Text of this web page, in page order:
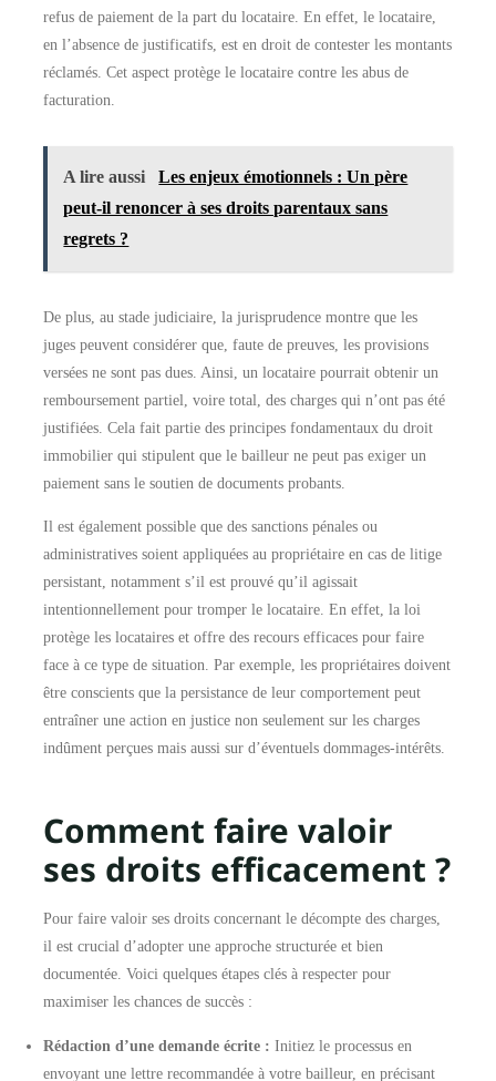
refus de paiement de la part du locataire. En effet, le locataire,
en l’absence de justificatifs, est en droit de contester les montants
réclamés. Cet aspect protège le locataire contre les abus de
facturation.
A lire aussi
Les enjeux émotionnels : Un père
peut-il renoncer à ses droits parentaux sans
regrets ?
De plus, au stade judiciaire, la jurisprudence montre que les
juges peuvent considérer que, faute de preuves, les provisions
versées ne sont pas dues. Ainsi, un locataire pourrait obtenir un
remboursement partiel, voire total, des charges qui n’ont pas été
justifiées. Cela fait partie des principes fondamentaux du droit
immobilier qui stipulent que le bailleur ne peut pas exiger un
paiement sans le soutien de documents probants.
Il est également possible que des sanctions pénales ou
administratives soient appliquées au propriétaire en cas de litige
persistant, notamment s’il est prouvé qu’il agissait
intentionnellement pour tromper le locataire. En effet, la loi
protège les locataires et offre des recours efficaces pour faire
face à ce type de situation. Par exemple, les propriétaires doivent
être conscients que la persistance de leur comportement peut
entraîner une action en justice non seulement sur les charges
indûment perçues mais aussi sur d’éventuels dommages-intérêts.
Comment faire valoir
ses droits efficacement ?
Pour faire valoir ses droits concernant le décompte des charges,
il est crucial d’adopter une approche structurée et bien
documentée. Voici quelques étapes clés à respecter pour
maximiser les chances de succès :
Rédaction d’une demande écrite : Initiez le processus en
envoyant une lettre recommandée à votre bailleur, en précisant